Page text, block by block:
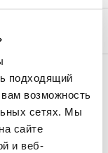
подходящий
возможность
сетях. Мы
сайте
и веб-
кликов в пять
добавлять
вы сделали